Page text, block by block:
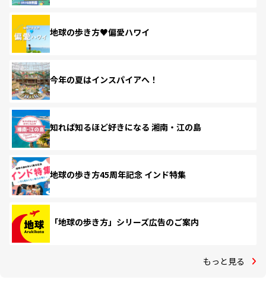
地球の歩き方♥偏愛ハワイ
今年の夏はインスパイアへ！
知れば知るほど好きになる 湘南・江の島
地球の歩き方45周年記念 インド特集
「地球の歩き方」シリーズ広告のご案内
もっと見る